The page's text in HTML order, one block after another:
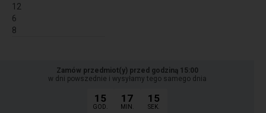
12
6
8
Zamów przedmiot(y) przed godziną 15:00
w dni powszednie i wysyłamy tego samego dnia
15
GOD.
17
MIN.
15
SEK.